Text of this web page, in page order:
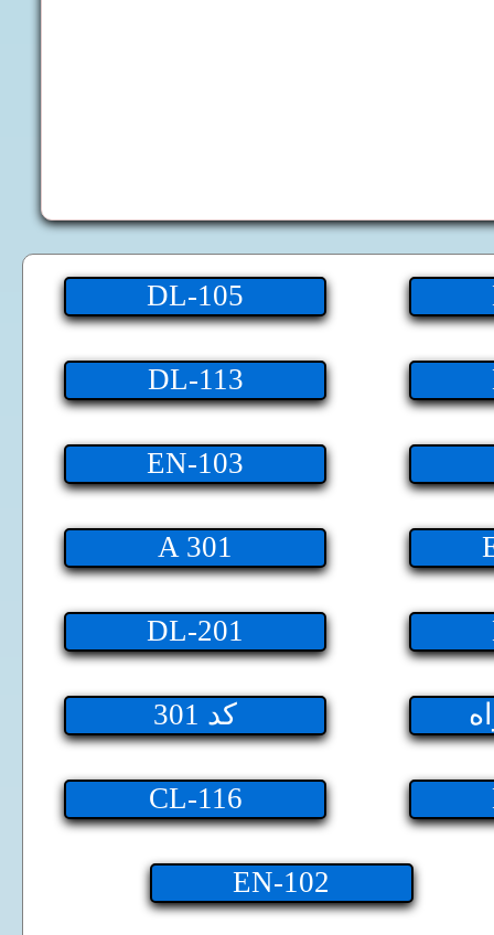
DL-105
DL-113
EN-103
A 301
DL-201
301 کد
CL-116
EN-102